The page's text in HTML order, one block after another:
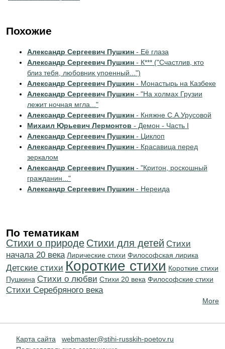
Похожие
Александр Сергеевич Пушкин - Её глаза
Александр Сергеевич Пушкин - К*** ("Счастлив, кто
близ тебя, любовник упоенный...")
Александр Сергеевич Пушкин - Монастырь на Казбеке
Александр Сергеевич Пушкин - "На холмах Грузии
лежит ночная мгла..."
Александр Сергеевич Пушкин - Княжне С.А.Урусовой
Михаил Юрьевич Лермонтов - Демон - Часть I
Александр Сергеевич Пушкин - Циклоп
Александр Сергеевич Пушкин - Красавица перед
зеркалом
Александр Сергеевич Пушкин - "Критон, роскошный
гражданин..."
Александр Сергеевич Пушкин - Нереида
По тематикам
Стихи о природе Стихи для детей Cтихи
начала 20 века Лирические стихи Философская лирика
Детские стихи Короткие стихи Короткие стихи
Пушкина Стихи о любви Стихи 20 века Философские стихи
Cтихи Серебряного века
More
Карта сайта
webmaster@stihi-russkih-poetov.ru